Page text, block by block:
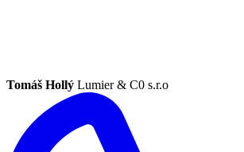
Tomáš Hollý Lumier & C0 s.r.o